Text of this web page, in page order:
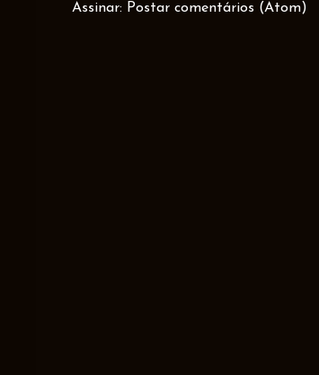
Assinar: Postar comentários (Atom)